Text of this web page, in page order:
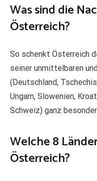
Was sind die
Österreich?
So schenkt Österreich
seiner unmittelbaren
(Deutschland,
Ungarn, Slowenien,
Schweiz) ganz
Welche 8
Österreich?